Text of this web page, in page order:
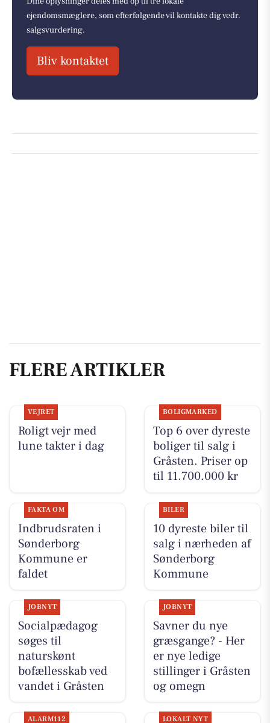
ejendomsmæglere, som efterfølgende vil kontakte dig vedr.
salgsvurdering.
Bliv kontaktet
FLERE ARTIKLER
VEJRET
Roligt vejr med
lune takter i dag
BOLIGMARKED
Top 6 over dyreste
boliger til salg i
Gråsten. Priser op
til 11.700.000 kr
FAKTA OM
Indbrudsraten i
Sønderborg
Kommune er
faldet
BILER
10 dyreste biler til
salg i nærheden af
Sønderborg
Kommune
JOBNYT
Socialpædagog
søges til
naturskønt
bofællesskab ved
vandet i Gråsten
JOBNYT
Savner du nye
græsgange? - Her
er nye ledige
stillinger i Gråsten
og omegn
ALARM112 LOKALT NYT